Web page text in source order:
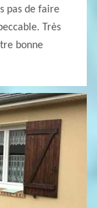
pas de faire
Très
bonne